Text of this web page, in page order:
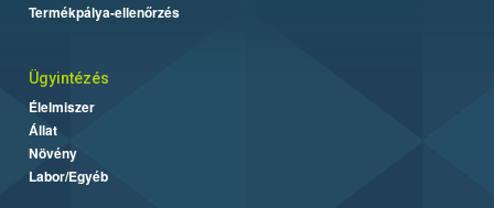
Termékpálya-ellenőrzés
Ügyintézés
Élelmiszer
Állat
Növény
Labor/Egyéb